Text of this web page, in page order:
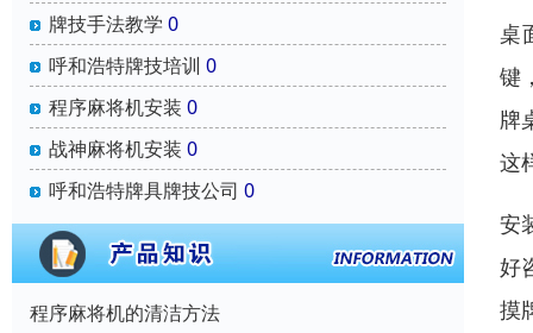
牌技手法教学 0
呼和浩特牌技培训 0
程序麻将机安装 0
战神麻将机安装 0
呼和浩特牌具牌技公司 0
程序麻将机的清洁方法
桌
键
牌
这
安
好
摸